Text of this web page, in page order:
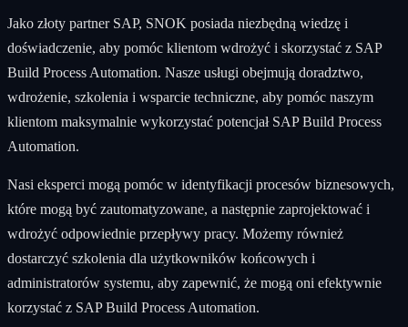
Jako złoty partner SAP, SNOK posiada niezbędną wiedzę i
doświadczenie, aby pomóc klientom wdrożyć i skorzystać z SAP
Build Process Automation. Nasze usługi obejmują doradztwo,
wdrożenie, szkolenia i wsparcie techniczne, aby pomóc naszym
klientom maksymalnie wykorzystać potencjał SAP Build Process
Automation.
Nasi eksperci mogą pomóc w identyfikacji procesów biznesowych,
które mogą być zautomatyzowane, a następnie zaprojektować i
wdrożyć odpowiednie przepływy pracy. Możemy również
dostarczyć szkolenia dla użytkowników końcowych i
administratorów systemu, aby zapewnić, że mogą oni efektywnie
korzystać z SAP Build Process Automation.